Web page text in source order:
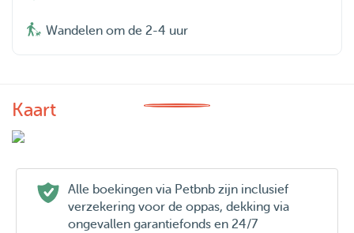
Wandelen om de 2-4 uur
Kaart
Alle boekingen via Petbnb zijn inclusief
verzekering voor de oppas, dekking via
ongevallen garantiefonds en 24/7